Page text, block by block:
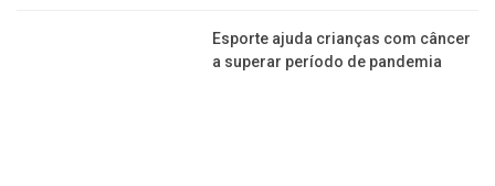
Esporte ajuda crianças com câncer
a superar período de pandemia